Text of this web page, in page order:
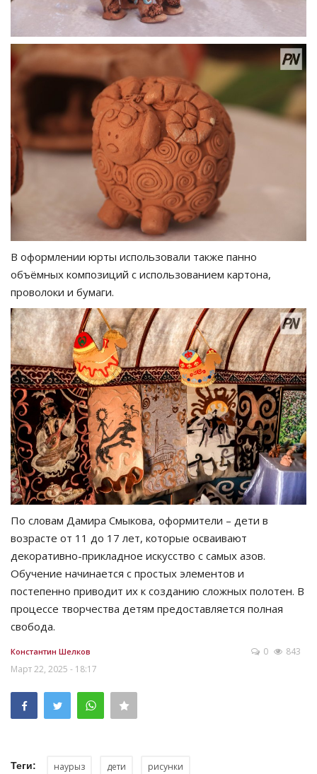
В оформлении юрты использовали также панно
объёмных композиций с использованием картона,
проволоки и бумаги.
По словам Дамира Смыкова, оформители – дети в
возрасте от 11 до 17 лет, которые осваивают
декоративно-прикладное искусство с самых азов.
Обучение начинается с простых элементов и
постепенно приводит их к созданию сложных полотен. В
процессе творчества детям предоставляется полная
свобода.
Константин Шелков
Март 22, 2025 - 18:17
0 843
Теги: наурыз дети рисунки